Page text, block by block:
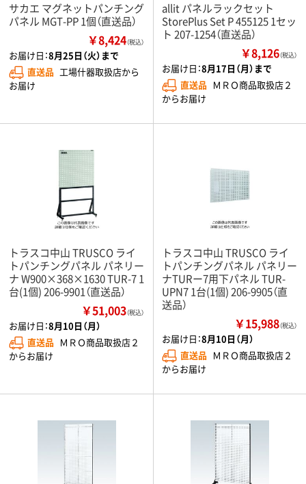
サカエ マグネットパンチング
パネル MGT-PP 1個（直送品）
￥8,424（税込）
お届け日：8月25日（火）まで
直送品 工場什器取扱店から
お届け
allit パネルラックセット
StorePlus Set P 455125 1セッ
ト 207-1254（直送品）
￥8,126（税込）
お届け日：8月17日（月）まで
直送品 ＭＲＯ商品取扱店２
からお届け
トラスコ中山 TRUSCO ライ
トパンチングパネル パネリー
ナ W900×368×1630 TUR-7 1
台(1個) 206-9901（直送品）
￥51,003（税込）
お届け日：8月10日（月）
直送品 ＭＲＯ商品取扱店２
からお届け
トラスコ中山 TRUSCO ライ
トパンチングパネル パネリー
ナTURー7用下パネル TUR-
UPN7 1台(1個) 206-9905（直
送品）
￥15,988（税込）
お届け日：8月10日（月）
直送品 ＭＲＯ商品取扱店２
からお届け